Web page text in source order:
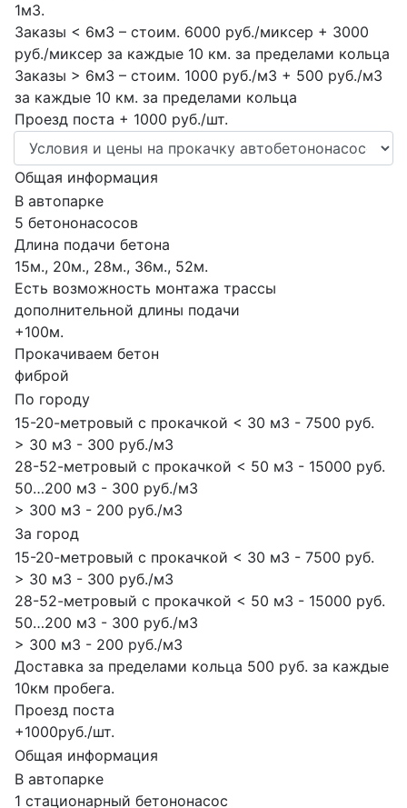
1м3.
Заказы < 6м3 – стоим. 6000 руб./миксер + 3000
руб./миксер за каждые 10 км. за пределами кольца
Заказы > 6м3 – стоим. 1000 руб./м3 + 500 руб./м3
за каждые 10 км. за пределами кольца
Проезд поста + 1000 руб./шт.
Общая информация
В автопарке
5 бетононасосов
Длина подачи бетона
15м., 20м., 28м., 36м., 52м.
Есть возможность монтажа трассы
дополнительной длины подачи
+100м.
Прокачиваем бетон
фиброй
По городу
15-20-метровый с прокачкой < 30 м3 - 7500 руб.
> 30 м3 - 300 руб./м3
28-52-метровый с прокачкой < 50 м3 - 15000 руб.
50…200 м3 - 300 руб./м3
> 300 м3 - 200 руб./м3
За город
15-20-метровый с прокачкой < 30 м3 - 7500 руб.
> 30 м3 - 300 руб./м3
28-52-метровый с прокачкой < 50 м3 - 15000 руб.
50…200 м3 - 300 руб./м3
> 300 м3 - 200 руб./м3
Доставка за пределами кольца 500 руб. за каждые
10км пробега.
Проезд поста
+1000руб./шт.
Общая информация
В автопарке
1 стационарный бетононасос